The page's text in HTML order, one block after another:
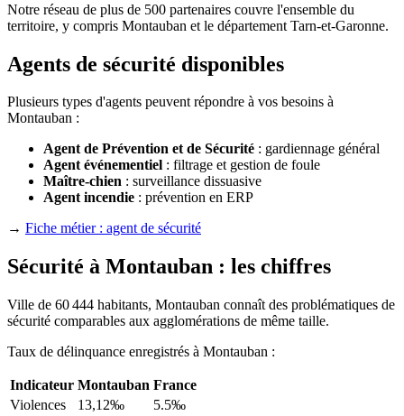
Notre réseau de plus de 500 partenaires couvre l'ensemble du
territoire, y compris Montauban et le département Tarn-et-Garonne.
Agents de sécurité disponibles
Plusieurs types d'agents peuvent répondre à vos besoins à
Montauban :
Agent de Prévention et de Sécurité : gardiennage général
Agent événementiel : filtrage et gestion de foule
Maître-chien : surveillance dissuasive
Agent incendie : prévention en ERP
→ Fiche métier : agent de sécurité
Sécurité à Montauban : les chiffres
Ville de 60 444 habitants, Montauban connaît des problématiques de
sécurité comparables aux agglomérations de même taille.
Taux de délinquance enregistrés à Montauban :
Indicateur Montauban France
Violences
13,12‰
5.5‰